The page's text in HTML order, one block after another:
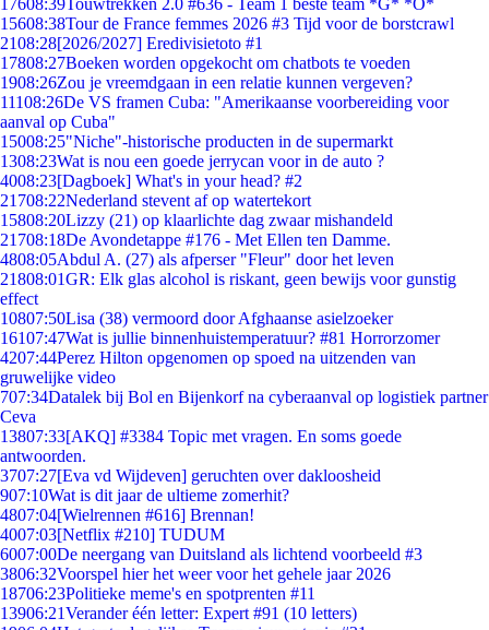
17608:39Touwtrekken 2.0 #636 - Team 1 beste team *G* *O*
15608:38Tour de France femmes 2026 #3 Tijd voor de borstcrawl
2108:28[2026/2027] Eredivisietoto #1
17808:27Boeken worden opgekocht om chatbots te voeden
1908:26Zou je vreemdgaan in een relatie kunnen vergeven?
11108:26De VS framen Cuba: "Amerikaanse voorbereiding voor
aanval op Cuba"
15008:25"Niche"-historische producten in de supermarkt
1308:23Wat is nou een goede jerrycan voor in de auto ?
4008:23[Dagboek] What's in your head? #2
21708:22Nederland stevent af op watertekort
15808:20Lizzy (21) op klaarlichte dag zwaar mishandeld
21708:18De Avondetappe #176 - Met Ellen ten Damme.
4808:05Abdul A. (27) als afperser "Fleur" door het leven
21808:01GR: Elk glas alcohol is riskant, geen bewijs voor gunstig
effect
10807:50Lisa (38) vermoord door Afghaanse asielzoeker
16107:47Wat is jullie binnenhuistemperatuur? #81 Horrorzomer
4207:44Perez Hilton opgenomen op spoed na uitzenden van
gruwelijke video
707:34Datalek bij Bol en Bijenkorf na cyberaanval op logistiek partner
Ceva
13807:33[AKQ] #3384 Topic met vragen. En soms goede
antwoorden.
3707:27[Eva vd Wijdeven] geruchten over dakloosheid
907:10Wat is dit jaar de ultieme zomerhit?
4807:04[Wielrennen #616] Brennan!
4007:03[Netflix #210] TUDUM
6007:00De neergang van Duitsland als lichtend voorbeeld #3
3806:32Voorspel hier het weer voor het gehele jaar 2026
18706:23Politieke meme's en spotprenten #11
13906:21Verander één letter: Expert #91 (10 letters)